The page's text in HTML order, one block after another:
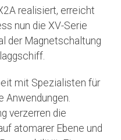
realisiert, erreicht
nun die XV-Serie
der Magnetschaltung
mit Spezialisten für
verzerren die
atomarer Ebene und